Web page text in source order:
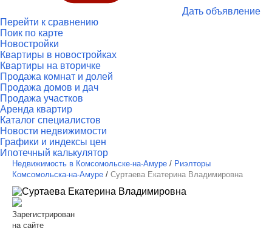
Дать объявление
Перейти к сравнению
Поик по карте
Новостройки
Квартиры в новостройках
Квартиры на вторичке
Продажа комнат и долей
Продажа домов и дач
Продажа участков
Аренда квартир
Каталог специалистов
Новости недвижимости
Графики и индексы цен
Ипотечный калькулятор
Недвижимость в Комсомольске-на-Амуре / Риэлторы
Комсомольска-на-Амуре / Суртаева Екатерина Владимировна
Зарегистрирован
на сайте